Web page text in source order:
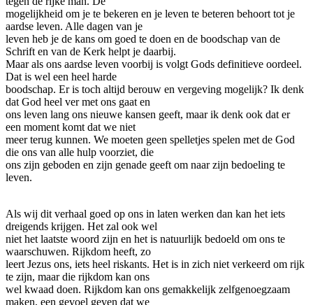
mogelijkheid om je te bekeren en je leven te beteren behoort tot je
aardse leven. Alle dagen van je
leven heb je de kans om goed te doen en de boodschap van de
Schrift en van de Kerk helpt je daarbij.
Maar als ons aardse leven voorbij is volgt Gods definitieve oordeel.
Dat is wel een heel harde
boodschap. Er is toch altijd berouw en vergeving mogelijk? Ik denk
dat God heel ver met ons gaat en
ons leven lang ons nieuwe kansen geeft, maar ik denk ook dat er
een moment komt dat we niet
meer terug kunnen. We moeten geen spelletjes spelen met de God
die ons van alle hulp voorziet, die
ons zijn geboden en zijn genade geeft om naar zijn bedoeling te
leven.
Als wij dit verhaal goed op ons in laten werken dan kan het iets
dreigends krijgen. Het zal ook wel
niet het laatste woord zijn en het is natuurlijk bedoeld om ons te
waarschuwen. Rijkdom heeft, zo
leert Jezus ons, iets heel riskants. Het is in zich niet verkeerd om rijk
te zijn, maar die rijkdom kan ons
wel kwaad doen. Rijkdom kan ons gemakkelijk zelfgenoegzaam
maken, een gevoel geven dat we